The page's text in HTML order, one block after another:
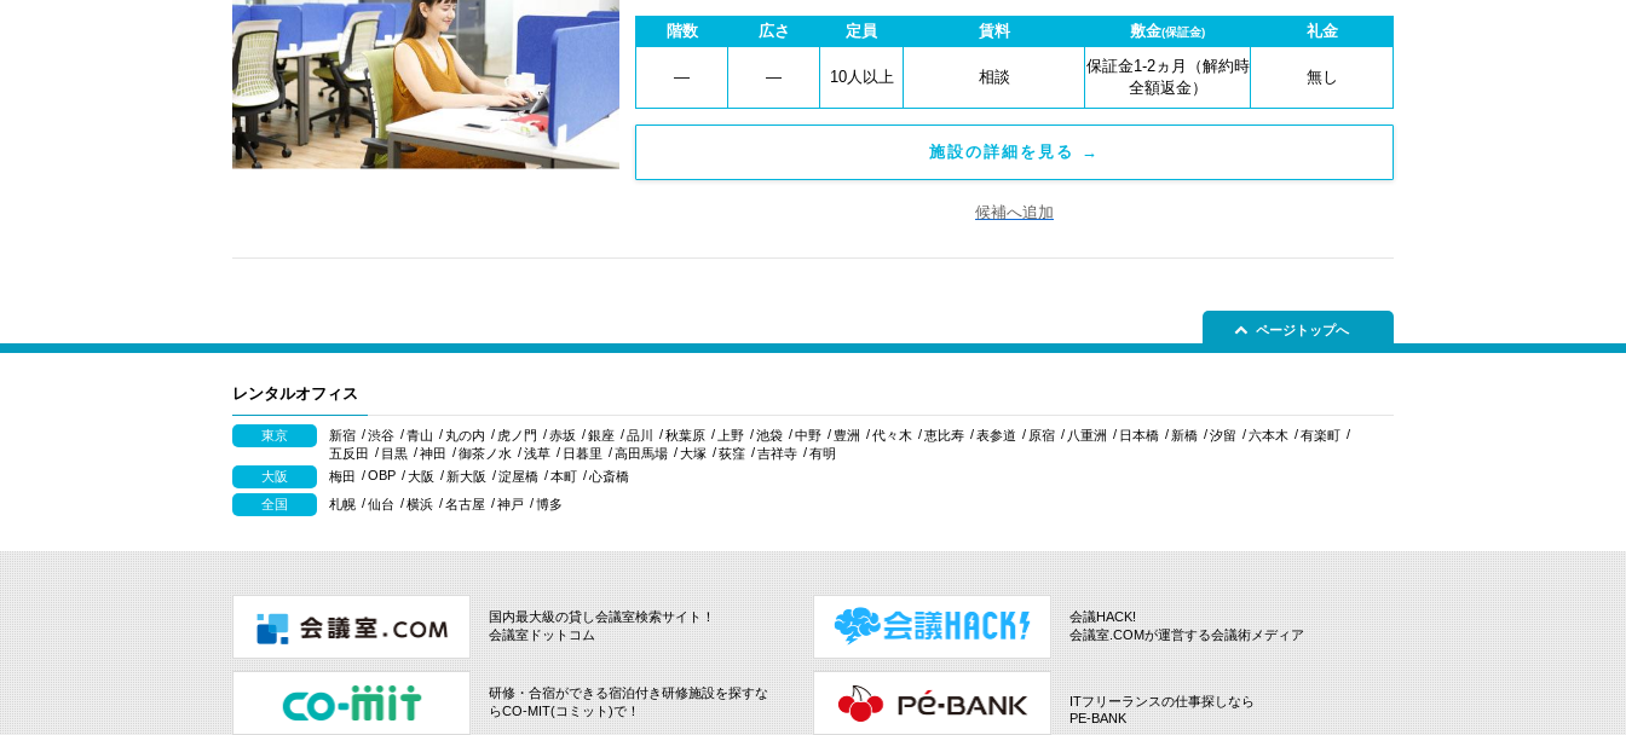
階数
広さ 定員 賃料 敷金(保証金) 礼金
― ― 10人以上 相談
保証金1-2ヵ月（解約時
全額返金）
無し
施設の詳細を見る →
候補へ追加
ページトップへ
レンタルオフィス
東京 新宿 渋谷 青山 丸の内 虎ノ門 赤坂 銀座 品川 秋葉原 上野 池袋 中野 豊洲 代々木 恵比寿 表参道 原宿 八重洲 日本橋 新橋 汐留 六本木
有楽町
五反田
目黒 神田 御茶ノ水 浅草 日暮里 高田馬場 大塚 荻窪 吉祥寺
有明
大阪
梅田 OBP 大阪 新大阪 淀屋橋 本町
心斎橋
全国
札幌 仙台 横浜 名古屋 神戸 博多
国内最大級の貸し会議室検索サイト！
会議室ドットコム
会議HACK!
会議室.COMが運営する会議術メディア
研修・合宿ができる宿泊付き研修施設を探すな
らCO-MIT(コミット)で！
ITフリーランスの仕事探しなら
PE-BANK